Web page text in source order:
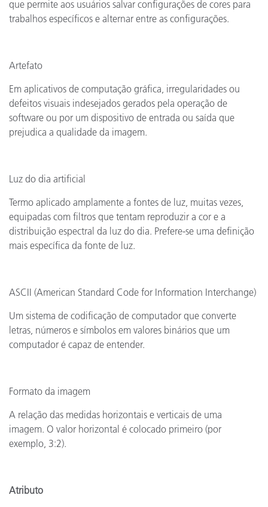
que permite aos usuários salvar configurações de cores para
trabalhos específicos e alternar entre as configurações.
Artefato
Em aplicativos de computação gráfica, irregularidades ou
defeitos visuais indesejados gerados pela operação de
software ou por um dispositivo de entrada ou saída que
prejudica a qualidade da imagem.
Luz do dia artificial
Termo aplicado amplamente a fontes de luz, muitas vezes,
equipadas com filtros que tentam reproduzir a cor e a
distribuição espectral da luz do dia. Prefere-se uma definição
mais específica da fonte de luz.
ASCII (American Standard Code for Information Interchange)
Um sistema de codificação de computador que converte
letras, números e símbolos em valores binários que um
computador é capaz de entender.
Formato da imagem
A relação das medidas horizontais e verticais de uma
imagem. O valor horizontal é colocado primeiro (por
exemplo, 3:2).
Atributo